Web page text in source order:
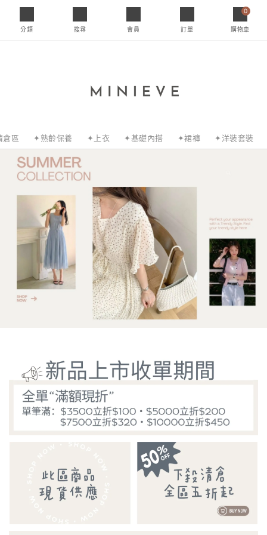
分類 搜尋 會員 訂單
0
購物車
倉區 ✦熟齡保養 ✦上衣 ✦基礎內搭 ✦裙褲 ✦洋裝套裝